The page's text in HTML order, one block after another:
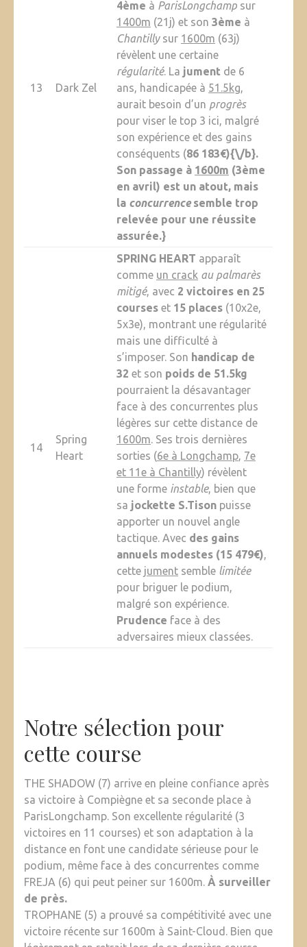
13 Dark Zel
4ème à ParisLongchampsur
1400m (21j) et son 3ème à
Chantillysur 1600m (63j)
révèlent une certaine
régularité. La jument de 6
ans, handicapée à 51.5kg,
aurait besoin d’un progrès
pour viser le top 3 ici, malgré
son expérience et des gains
conséquents (86 183€){\/b}.
Son passage à 1600m (3ème
en avril) est un atout, mais
la concurrencesemble trop
relevée pour une réussite
assurée.}
14
Spring
Heart
SPRING HEART apparaît
comme un crack au palmarès
mitigé, avec 2 victoires en 25
courseset 15 places(10x2e,
5x3e), montrant une régularité
mais une difficulté à
s’imposer. Son handicap de
32 et son poids de 51.5kg
pourraient la désavantager
face à des concurrentes plus
légères sur cette distance de
1600m. Ses trois dernières
sorties (6e à Longchamp, 7e
et 11e à Chantilly) révèlent
une forme instable, bien que
sa jockette S.Tisonpuisse
apporter un nouvel angle
tactique. Avec des gains
annuels modestes (15 479€),
cette jumentsemble limitée
pour briguer le podium,
malgré son expérience.
Prudence face à des
adversaires mieux classées.
Notre sélection pour
cette course
THE SHADOW (7) arrive en pleine confiance après
sa victoire à Compiègne et sa seconde place à
ParisLongchamp. Son excellente régularité (3
victoires en 11 courses) et son adaptation à la
distance en font une candidate sérieuse pour le
podium, même face à des concurrentes comme
FREJA (6) qui peut peiner sur 1600m. À surveiller
de près.
TROPHANE (5) a prouvé sa compétitivité avec une
victoire récente sur 1600m à Saint-Cloud. Bien que